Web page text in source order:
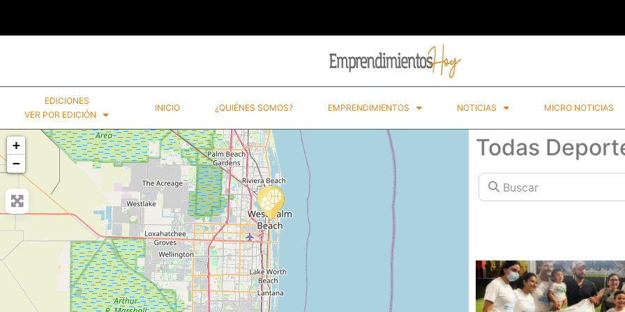
EDICIONES
VER POR EDICIÓN
INICIO ¿QUIÉNES SOMOS?​ EMPRENDIMIENTOS NOTICIAS MICRO NOTICIAS
+
−
Todas
Buscar